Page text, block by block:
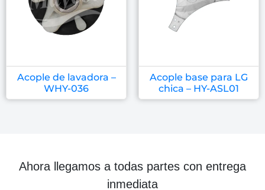
Acople de lavadora –
WHY-036
Acople base para LG
chica – HY-ASL01
Ahora llegamos a todas partes con entrega
inmediata